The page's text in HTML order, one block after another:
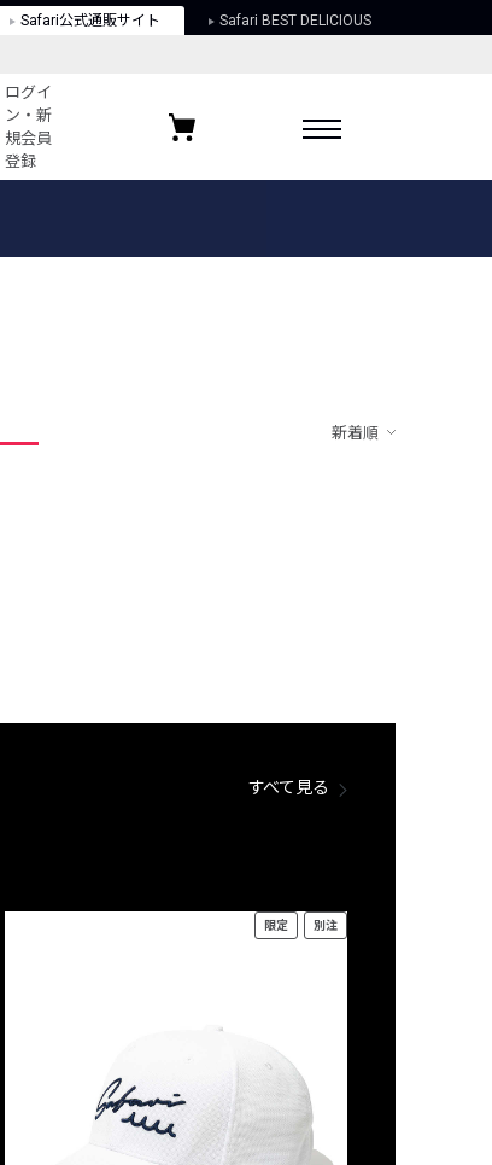
Safari公式通販サイト Safari BEST DELICIOUS
ログイ
ン・新
規会員
登録
お気に入りブランド
新着順
すべて見る
限定 別注